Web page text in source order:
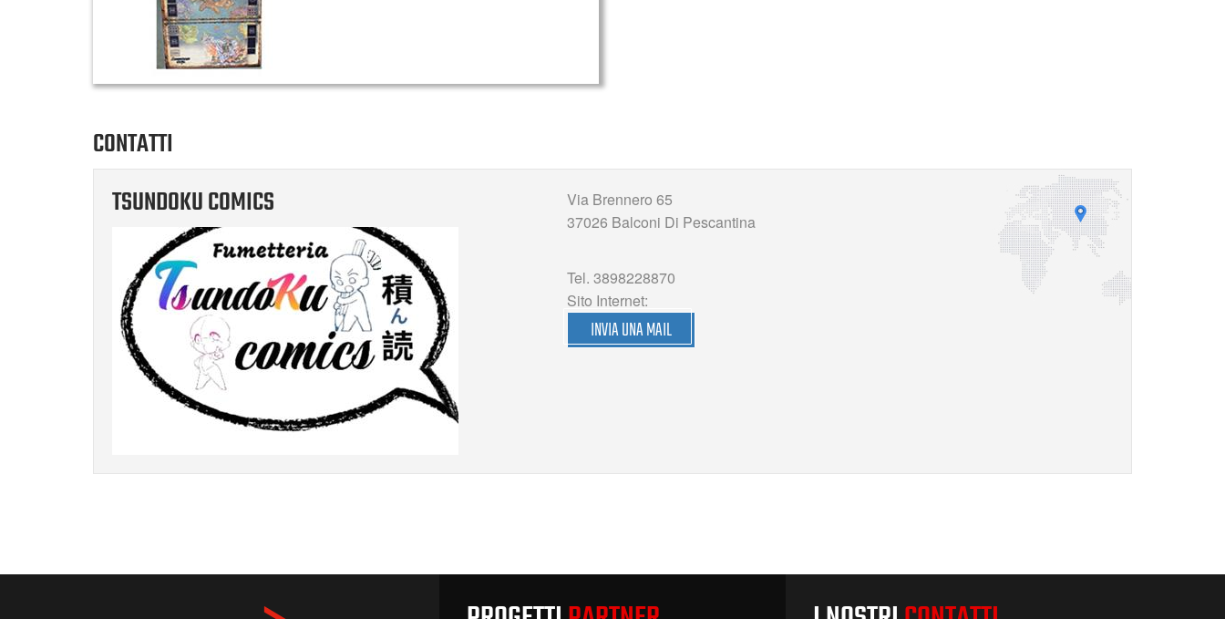
CONTATTI
TSUNDOKU COMICS
Via Brennero 65
37026 Balconi Di Pescantina
Tel. 3898228870
Sito Internet:
INVIA UNA MAIL